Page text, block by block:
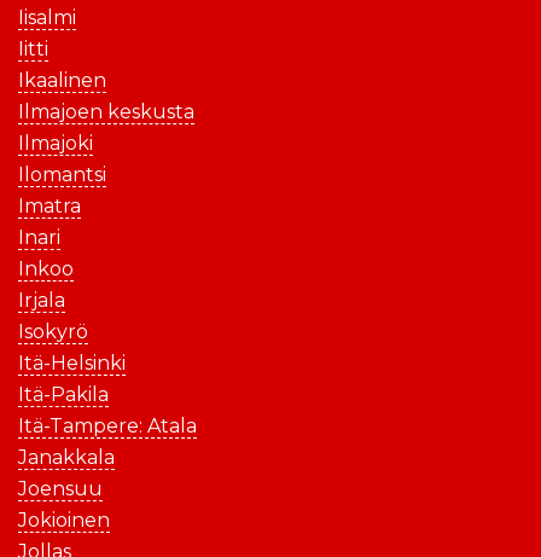
Iisalmi
Iitti
Ikaalinen
Ilmajoen keskusta
Ilmajoki
Ilomantsi
Imatra
Inari
Inkoo
Irjala
Isokyrö
Itä-Helsinki
Itä-Pakila
Itä-Tampere: Atala
Janakkala
Joensuu
Jokioinen
Jollas